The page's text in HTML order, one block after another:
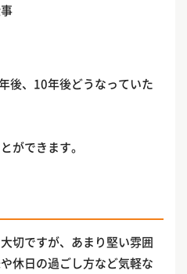
後、10年後どうなっていた
ができます。
切ですが、あまり堅い雰囲
休日の過ごし方など気軽な